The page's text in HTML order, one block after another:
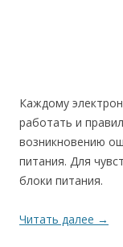
Каждому
работать и
возникновению
питания. Для
блоки питания.
Читать далее →